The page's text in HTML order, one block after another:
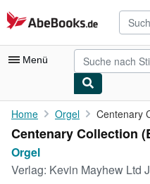
Zum Hauptinhalt
AbeBooks.de
Menü
Nutzerkonto
Meine Bestellungen
Detailsuche
Home Orgel Centenary
Centenary Collection
Orgel
Verlag: Kevin Mayhew Ltd